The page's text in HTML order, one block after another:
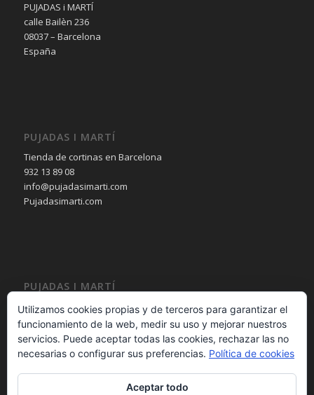
PUJADAS i MARTÍ
calle Bailèn 236
08037 – Barcelona
España
PUJADAS I MARTÍ
Tienda de cortinas en Barcelona
932 13 89 08
info@pujadasimarti.com
Pujadasimarti.com
PUJADAS I MARTÍ
Cortinas en Barcelona
Tendencia en cortinas
Asesoramiento en cortinas
Decoración en cortinas
Utilizamos cookies propias y de terceros para garantizar el
funcionamiento de la web, medir su uso y mejorar nuestros
servicios. Puede aceptar todas las cookies, rechazar las no
necesarias o configurar sus preferencias. Política de cookies
Aceptar todo